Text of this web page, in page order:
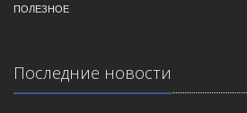
ПОЛЕЗНОЕ
Последние новости